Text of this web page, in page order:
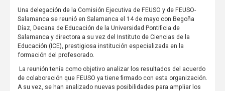
Una delegación de la Comisión Ejecutiva de FEUSO y de FEUSO-
Salamanca se reunió en Salamanca el 14 de mayo con Begoña
Díaz, Decana de Educación de la Universidad Pontificia de
Salamanca y directora a su vez del Instituto de Ciencias de la
Educación (ICE), prestigiosa institución especializada en la
formación del profesorado.
La reunión tenía como objetivo analizar los resultados del acuerdo
de colaboración que FEUSO ya tiene firmado con esta organización.
A su vez, se han analizado nuevas posibilidades para ampliar los